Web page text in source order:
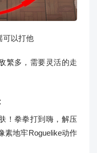
可以打他
繁多，需要灵活的走
！拳拳打到嗨，解压
素地牢Roguelike动作